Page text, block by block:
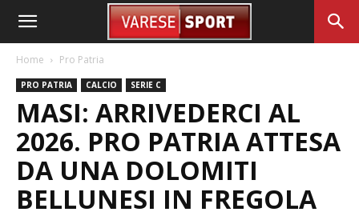
Home Pro Patria
PRO PATRIA CALCIO SERIE C
MASI: ARRIVEDERCI AL
2026. PRO PATRIA ATTESA
DA UNA DOLOMITI
BELLUNESI IN FREGOLA